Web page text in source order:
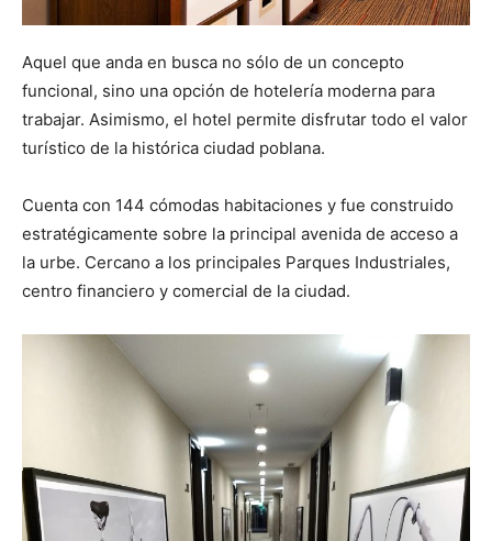
Aquel que anda en busca no sólo de un concepto
funcional, sino una opción de hotelería moderna para
trabajar. Asimismo, el hotel permite disfrutar todo el valor
turístico de la histórica ciudad poblana.
Cuenta con 144 cómodas habitaciones y fue construido
estratégicamente sobre la principal avenida de acceso a
la urbe. Cercano a los principales Parques Industriales,
centro financiero y comercial de la ciudad.